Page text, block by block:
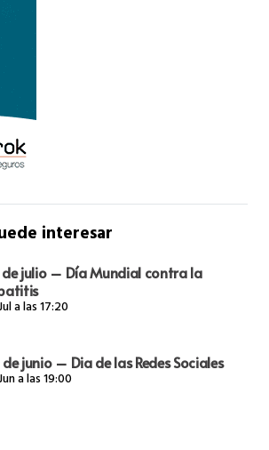
interesar
julio – Día Mundial contra la
a las 17:20
junio – Dia de las Redes Sociales
a las 19:00